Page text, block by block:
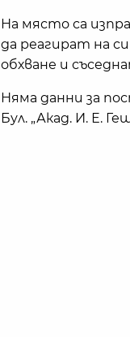
На място са
да реагират на
обхване и
Няма данни за
Бул. „Акад. И. Е.